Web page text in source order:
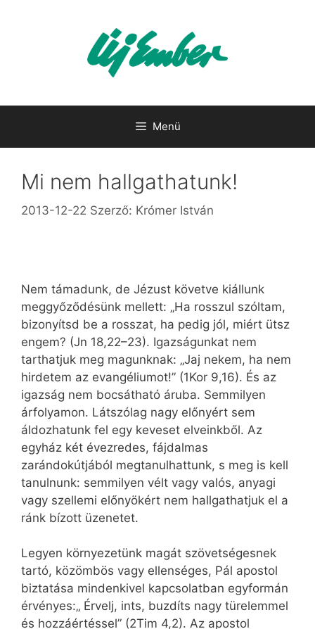
Menü
Mi nem hallgathatunk!
2013-12-22 Szerző: Krómer István
Nem támadunk, de Jézust követve kiállunk
meggyőződésünk mellett: „Ha rosszul szóltam,
bizonyítsd be a rosszat, ha pedig jól, miért ütsz
engem? (Jn 18,22–23). Igazságunkat nem
tarthatjuk meg magunknak: „Jaj nekem, ha nem
hirdetem az evangéliumot!” (1Kor 9,16). És az
igazság nem bocsátható áruba. Semmilyen
árfolyamon. Látszólag nagy előnyért sem
áldozhatunk fel egy keveset elveinkből. Az
egyház két évezredes, fájdalmas
zarándokútjából megtanulhattunk, s meg is kell
tanulnunk: semmilyen vélt vagy valós, anyagi
vagy szellemi előnyökért nem hallgathatjuk el a
ránk bízott üzenetet.
Legyen környezetünk magát szövetségesnek
tartó, közömbös vagy ellenséges, Pál apostol
biztatása mindenkivel kapcsolatban egyformán
érvényes:„ Érvelj, ints, buzdíts nagy türelemmel
és hozzáértéssel” (2Tim 4,2). Az apostol